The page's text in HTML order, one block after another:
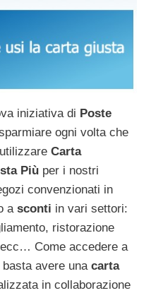
iniziativa di Poste
ogni volta che
Carta
Più per i nostri
convenzionati in
a sconti in vari settori:
ristorazione
Come accedere a
basta avere una carta
in collaborazione